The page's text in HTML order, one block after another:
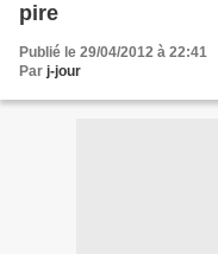
pire
Publié le 29/04/2012 à 22:41
Par j-jour